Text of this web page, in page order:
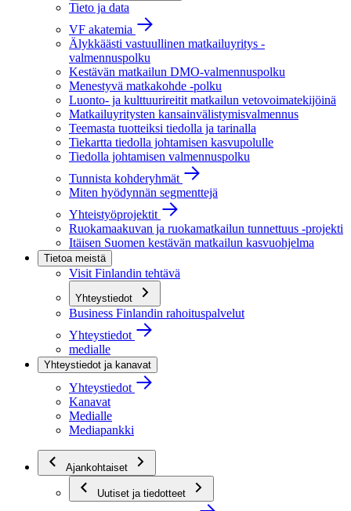
Tieto ja data
VF akatemia
Älykkäästi vastuullinen matkailuyritys -
valmennuspolku
Kestävän matkailun DMO-valmennuspolku
Menestyvä matkakohde -polku
Luonto- ja kulttuurireitit matkailun vetovoimatekijöinä
Matkailuyritysten kansainvälistymisvalmennus
Teemasta tuotteiksi tiedolla ja tarinalla
Tiekartta tiedolla johtamisen kasvupolulle
Tiedolla johtamisen valmennuspolku
Tunnista kohderyhmät
Miten hyödynnän segmenttejä
Yhteistyöprojektit
Ruokamaakuvan ja ruokamatkailun tunnettuus -projekti
Itäisen Suomen kestävän matkailun kasvuohjelma
Tietoa meistä
Visit Finlandin tehtävä
Yhteystiedot
Business Finlandin rahoituspalvelut
Yhteystiedot
medialle
Yhteystiedot ja kanavat
Yhteystiedot
Kanavat
Medialle
Mediapankki
Ajankohtaiset
Uutiset ja tiedotteet